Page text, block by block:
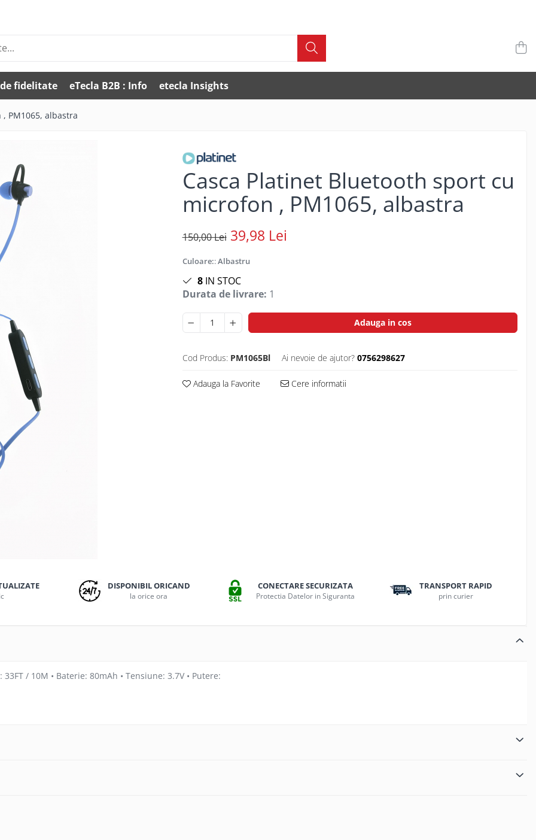
fidelitate eTecla B2B : Info etecla Insights
PM1065, albastra
Casca Platinet Bluetooth sport cu
microfon , PM1065, albastra
150,00 Lei 39,98 Lei
Culoare::Albastru
8IN STOC
Durata de livrare: 1
Adauga in cos
Cod Produs: PM1065Bl Ai nevoie de ajutor? 0756298627
Adauga la Favorite Cere informatii
DISPONIBIL ORICAND
la orice ora
CONECTARE SECURIZATA
Protectia Datelor in Siguranta
TRANSPORT RAPID
prin curier
/ 10M • Baterie: 80mAh • Tensiune: 3.7V • Putere: